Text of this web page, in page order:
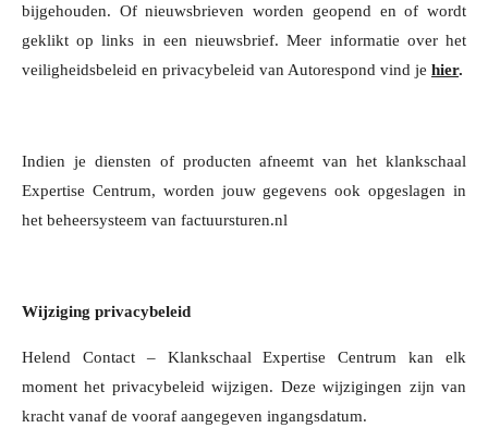
bijgehouden. Of nieuwsbrieven worden geopend en of wordt
geklikt op links in een nieuwsbrief. Meer informatie over het
veiligheidsbeleid en privacybeleid van Autorespond vind je hier.
Indien je diensten of producten afneemt van het klankschaal
Expertise Centrum, worden jouw gegevens ook opgeslagen in
het beheersysteem van factuursturen.nl
Wijziging privacybeleid
Helend Contact – Klankschaal Expertise Centrum kan elk
moment het privacybeleid wijzigen. Deze wijzigingen zijn van
kracht vanaf de vooraf aangegeven ingangsdatum.